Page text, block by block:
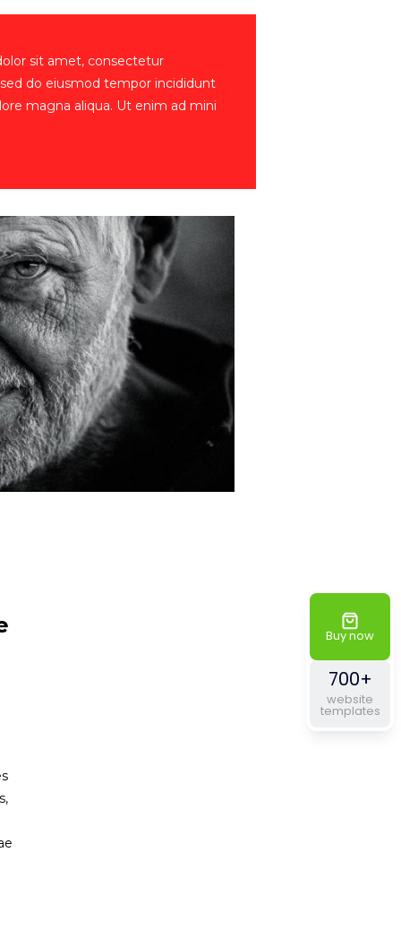
sit amet, consectetur
do eiusmod tempor incididunt
magna aliqua. Ut enim ad mini
Buy now
700+
website
templates